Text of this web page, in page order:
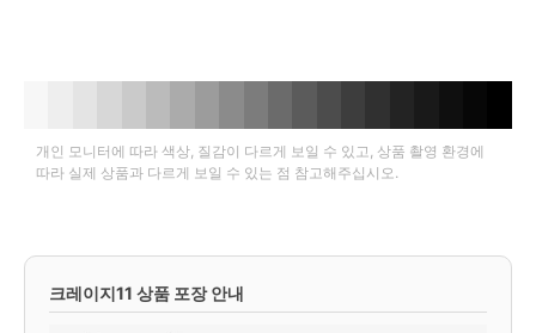
개인 모니터에 따라 색상, 질감이 다르게 보일 수 있고, 상품 촬영 환경에
따라 실제 상품과 다르게 보일 수 있는 점 참고해주십시오.
크레이지11 상품 포장 안내